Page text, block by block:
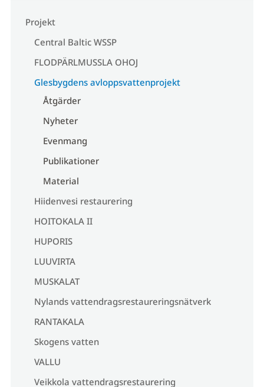
Projekt
Central Baltic WSSP
FLODPÄRLMUSSLA OHOJ
Glesbygdens avloppsvattenprojekt
Åtgärder
Nyheter
Evenmang
Publikationer
Material
Hiidenvesi restaurering
HOITOKALA II
HUPORIS
LUUVIRTA
MUSKALAT
Nylands vattendragsrestaureringsnätverk
RANTAKALA
Skogens vatten
VALLU
Veikkola vattendragsrestaurering